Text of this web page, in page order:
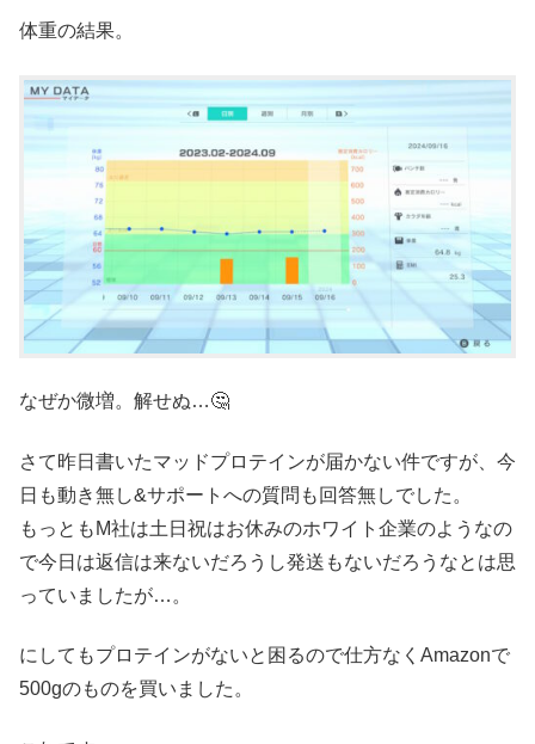
体重の結果。
なぜか微増。解せぬ…🤔
さて昨日書いたマッドプロテインが届かない件ですが、今
日も動き無し&サポートへの質問も回答無しでした。
もっともM社は土日祝はお休みのホワイト企業のようなの
で今日は返信は来ないだろうし発送もないだろうなとは思
っていましたが…。
にしてもプロテインがないと困るので仕方なくAmazonで
500gのものを買いました。